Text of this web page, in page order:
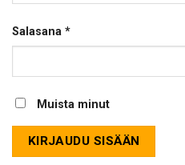
Salasana *Vaaditaan
Muista minut
KIRJAUDU SISÄÄN